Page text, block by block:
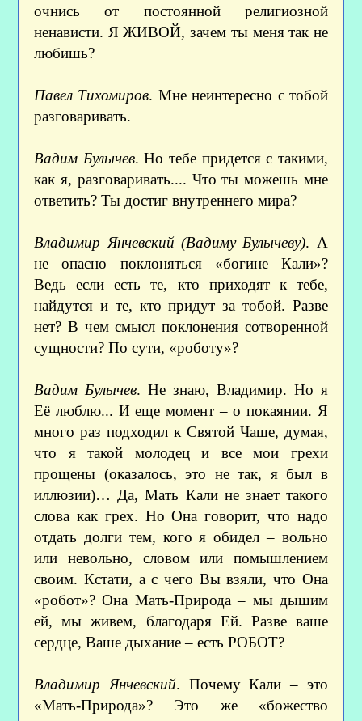
очнись от постоянной религиозной
ненависти. Я ЖИВОЙ, зачем ты меня так не
любишь?
Павел Тихомиров. Мне неинтересно с тобой
разговаривать.
Вадим Булычев. Но тебе придется с такими,
как я, разговаривать.... Что ты можешь мне
ответить? Ты достиг внутреннего мира?
Владимир Янчевский (Вадиму Булычеву). А
не опасно поклоняться «богине Кали»?
Ведь если есть те, кто приходят к тебе,
найдутся и те, кто придут за тобой. Разве
нет? В чем смысл поклонения сотворенной
сущности? По сути, «роботу»?
Вадим Булычев. Не знаю, Владимир. Но я
Её люблю... И еще момент – о покаянии. Я
много раз подходил к Святой Чаше, думая,
что я такой молодец и все мои грехи
прощены (оказалось, это не так, я был в
иллюзии)… Да, Мать Кали не знает такого
слова как грех. Но Она говорит, что надо
отдать долги тем, кого я обидел – вольно
или невольно, словом или помышлением
своим. Кстати, а с чего Вы взяли, что Она
«робот»? Она Мать-Природа – мы дышим
ей, мы живем, благодаря Ей. Разве ваше
сердце, Ваше дыхание – есть РОБОТ?
Владимир Янчевский. Почему Кали – это
«Мать-Природа»? Это же «божество